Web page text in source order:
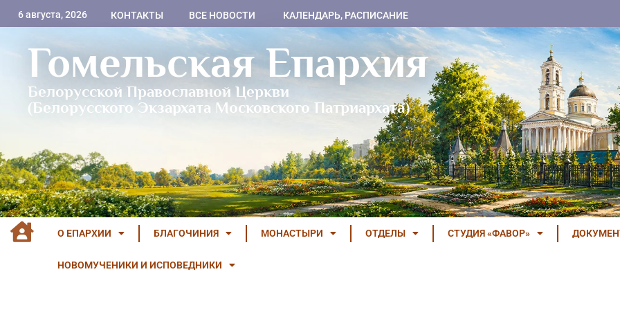
6 августа, 2026 КОНТАКТЫ ВСЕ НОВОСТИ КАЛЕНДАРЬ, РАСПИСАНИЕ
Гомельская Епархия
Белорусской Православной Церкви
(Белорусского Экзархата Московского Патриархата)
О ЕПАРХИИ БЛАГОЧИНИЯ МОНАСТЫРИ ОТДЕЛЫ СТУДИЯ «ФАВОР»
НОВОМУЧЕНИКИ И ИСПОВЕДНИКИ